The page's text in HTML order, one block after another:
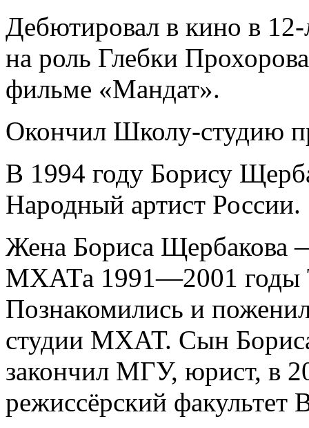
Дебютировал в кино в 12-
на роль Глебки
фильме «Мандат».
Окончил Школу-студию
В 1994 году Борису
Народный артист России.
Жена Бориса Щербакова
МХАТа 1991—2001 годы
Познакомились и
студии МХАТ. Сын
закончил МГУ, юрист, в
режиссёрский факультет